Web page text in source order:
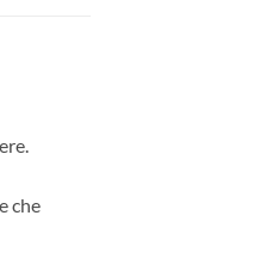
che